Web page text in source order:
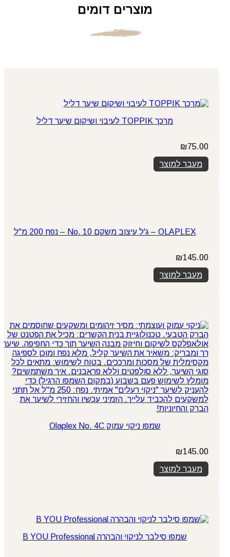
מוצרים דומים
מרכך TOPPIK לעיבוי ושיקום שיער דליל
₪75.00
מעבר למוצר
OLAPLEX – ג'ל עיצוב משקם No. 10 – נפח 200 מ"ל
₪145.00
מעבר למוצר
שמפו ניקוי עמוק Olaplex No. 4C
₪145.00
מעבר למוצר
​שמפו סילבר לניקוי והבהרה B YOU Professional